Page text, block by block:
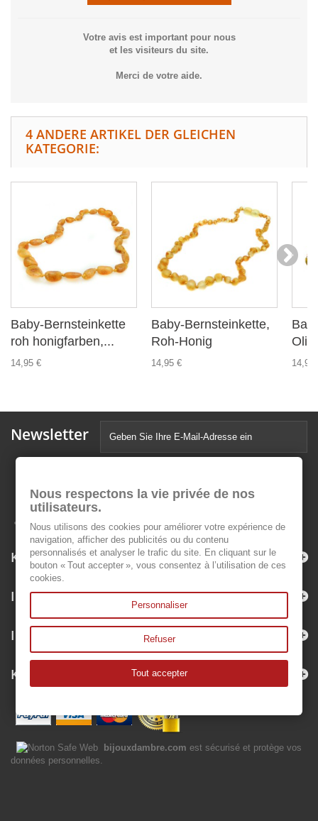
Votre avis est important pour nous
et les visiteurs du site.
Merci de votre aide.
4 ANDERE ARTIKEL DER GLEICHEN
KATEGORIE:
Baby-Bernsteinkette
roh honigfarben,...
14,95 €
Baby-Bernsteinkette,
Roh-Honig
14,95 € 14,95
Newsletter
Kategorien
Informationen
Ihr Kundenbereich
Kontakt
bijouxdambre.com est sécurisé et protège vos
données personnelles.
Nous respectons la vie privée de nos
utilisateurs.
Nous utilisons des cookies pour améliorer votre expérience de
navigation, afficher des publicités ou du contenu
personnalisés et analyser le trafic du site. En cliquant sur le
bouton « Tout accepter », vous consentez à l’utilisation de ces
cookies.
Personnaliser
Refuser
Tout accepter